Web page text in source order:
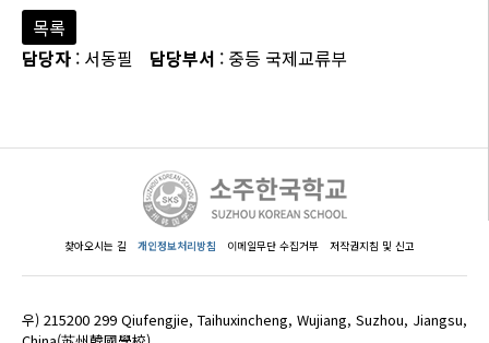
목록
담당자 : 서동필 담당부서 : 중등 국제교류부
찾아오시는 길 개인정보처리방침 이메일무단 수집거부 저작권지침 및 신고
우) 215200 299 Qiufengjie, Taihuxincheng, Wujiang, Suzhou, Jiangsu,